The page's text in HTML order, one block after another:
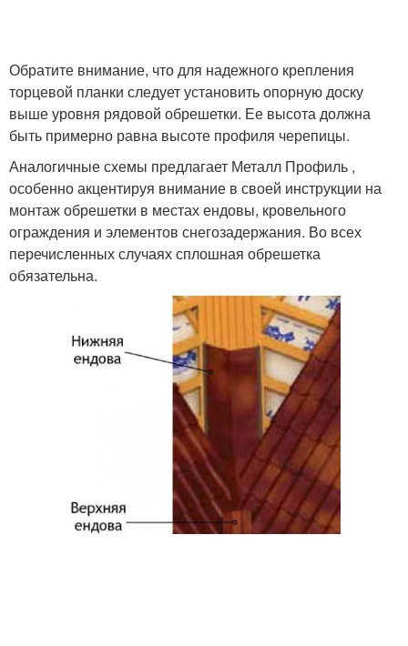
Обратите внимание, что для надежного крепления
торцевой планки следует установить опорную доску
выше уровня рядовой обрешетки. Ее высота должна
быть примерно равна высоте профиля черепицы.
Аналогичные схемы предлагает Металл Профиль ,
особенно акцентируя внимание в своей инструкции на
монтаж обрешетки в местах ендовы, кровельного
ограждения и элементов снегозадержания. Во всех
перечисленных случаях сплошная обрешетка
обязательна.